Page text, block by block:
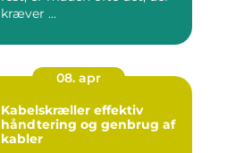
kræver ...
08. apr
Kabelskræller effektiv
håndtering og genbrug af
kabler